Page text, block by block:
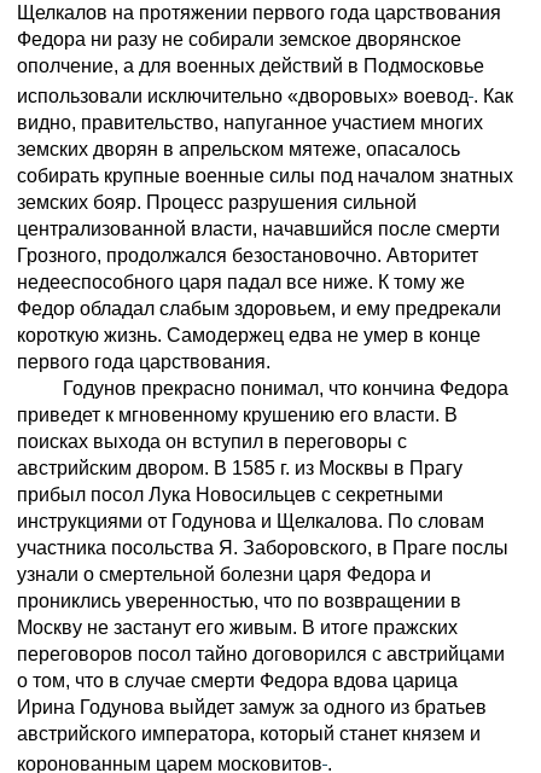
Щелкалов на протяжении первого года царствования
Федора ни разу не собирали земское дворянское
ополчение, а для военных действий в Подмосковье
использовали исключительно «дворовых» воевод . Как
видно, правительство, напуганное участием многих
земских дворян в апрельском мятеже, опасалось
собирать крупные военные силы под началом знатных
земских бояр. Процесс разрушения сильной
централизованной власти, начавшийся после смерти
Грозного, продолжался безостановочно. Авторитет
недееспособного царя падал все ниже. К тому же
Федор обладал слабым здоровьем, и ему предрекали
короткую жизнь. Самодержец едва не умер в конце
первого года царствования.
Годунов прекрасно понимал, что кончина Федора
приведет к мгновенному крушению его власти. В
поисках выхода он вступил в переговоры с
австрийским двором. В 1585 г. из Москвы в Прагу
прибыл посол Лука Новосильцев с секретными
инструкциями от Годунова и Щелкалова. По словам
участника посольства Я. Заборовского, в Праге послы
узнали о смертельной болезни царя Федора и
прониклись уверенностью, что по возвращении в
Москву не застанут его живым. В итоге пражских
переговоров посол тайно договорился с австрийцами
о том, что в случае смерти Федора вдова царица
Ирина Годунова выйдет замуж за одного из братьев
австрийского императора, который станет князем и
коронованным царем московитов .